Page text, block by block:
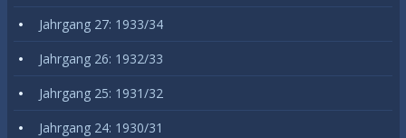
Jahrgang 27: 1933/34
Jahrgang 26: 1932/33
Jahrgang 25: 1931/32
Jahrgang 24: 1930/31